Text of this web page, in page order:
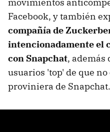
Facebook, y también
compañía de
intencionadamente el
con Snapchat, además
usuarios 'top' de que
proviniera de Snapchat.